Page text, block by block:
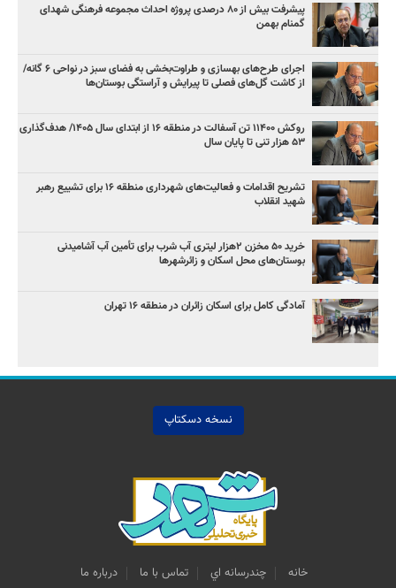
پیشرفت بیش از ۸۰ درصدی پروژه احداث مجموعه فرهنگی شهدای
گمنام بهمن
اجرای طرح‌های بهسازی و طراوت‌بخشی به فضای سبز در نواحی ۶ گانه/
از کاشت گل‌های فصلی تا پیرایش و آراستگی بوستان‌ها
روکش ۱۱۴۰۰ تن آسفالت در منطقه ۱۶ از ابتدای سال ۱۴۰۵/ هدف‌گذاری
۵۳ هزار تنی تا پایان سال
تشریح اقدامات و فعالیت‌های شهرداری منطقه ۱۶ برای تشییع رهبر
شهید انقلاب
خرید ۵۰ مخزن ۲هزار لیتری آب شرب برای تأمین آب آشامیدنی
بوستان‌های محل اسکان و زائرشهرها
آمادگی کامل برای اسکان زائران در منطقه ۱۶ تهران
نسخه دسکتاپ
خانه چندرسانه اي تماس با ما درباره ما